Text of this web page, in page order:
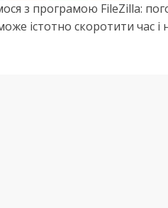
з програмою FileZilla:
істотно скоротити час і